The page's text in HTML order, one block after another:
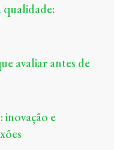
qualidade:
avaliar antes de
e